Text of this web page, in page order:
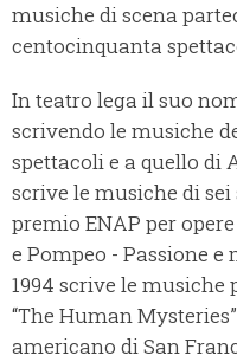
musiche di scena
centocinquanta
In teatro lega il suo
scrivendo le musiche
spettacoli e a quello di
scrive le musiche di sei
premio ENAP per
e Pompeo - Passione e
1994 scrive le musiche
“The Human
americano di San